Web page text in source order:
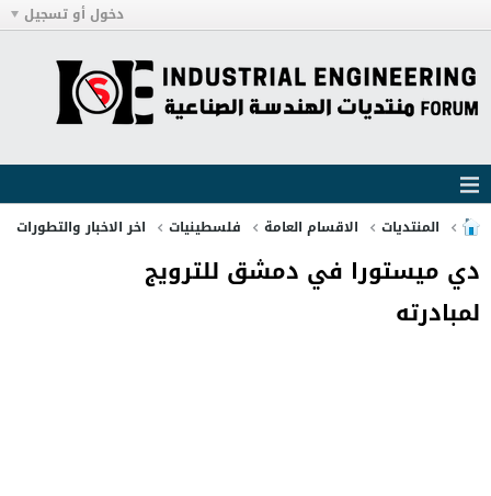
دخول أو تسجيل
المنتديات الاقسام العامة فلسطينيات اخر الاخبار والتطورات
دي ميستورا في دمشق للترويج
لمبادرته